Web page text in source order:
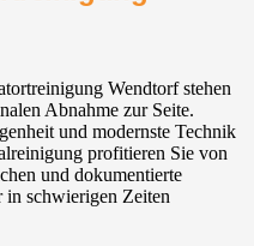
Wendtorf stehen
Abnahme zur Seite.
und modernste Technik
profitieren Sie von
und dokumentierte
schwierigen Zeiten